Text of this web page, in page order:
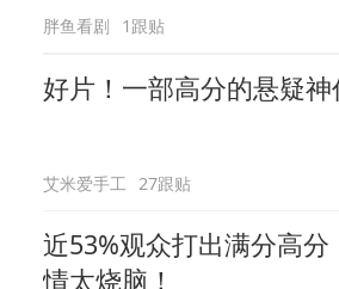
胖鱼看剧 1跟贴
好片！一部高分的悬疑神
艾米爱手工 27跟贴
近53%观众打出满分高
情太烧脑！